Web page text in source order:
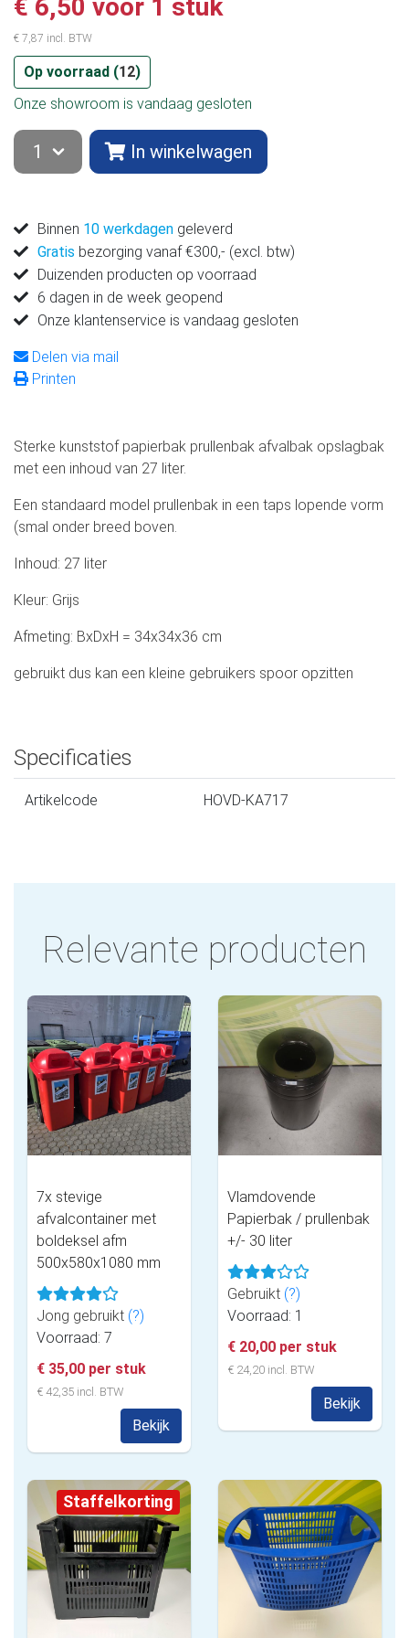
€ 6,50 voor 1 stuk
€ 7,87 incl. BTW
Op voorraad (12)
Onze showroom is vandaag gesloten
In winkelwagen
Binnen 10 werkdagen geleverd
Gratis bezorging vanaf €300,- (excl. btw)
Duizenden producten op voorraad
6 dagen in de week geopend
Onze klantenservice is vandaag gesloten
Delen via mail
Printen
Sterke kunststof papierbak prullenbak afvalbak opslagbak
met een inhoud van 27 liter.
Een standaard model prullenbak in een taps lopende vorm
(smal onder breed boven.
Inhoud: 27 liter
Kleur: Grijs
Afmeting: BxDxH = 34x34x36 cm
gebruikt dus kan een kleine gebruikers spoor opzitten
Specificaties
Artikelcode HOVD-KA717
Relevante producten
7x stevige
afvalcontainer met
boldeksel afm
500x580x1080 mm
Jong gebruikt (?)
Voorraad: 7
€ 35,00 per stuk
€ 42,35 incl. BTW
Bekijk
Vlamdovende
Papierbak / prullenbak
+/- 30 liter
Gebruikt (?)
Voorraad: 1
€ 20,00 per stuk
€ 24,20 incl. BTW
Bekijk
Staffelkorting